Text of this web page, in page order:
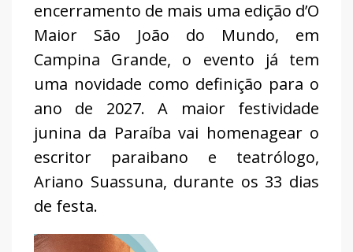
encerramento de mais uma edição d’O
Maior São João do Mundo, em
Campina Grande, o evento já tem
uma novidade como definição para o
ano de 2027. A maior festividade
junina da Paraíba vai homenagear o
escritor paraibano e teatrólogo,
Ariano Suassuna, durante os 33 dias
de festa.